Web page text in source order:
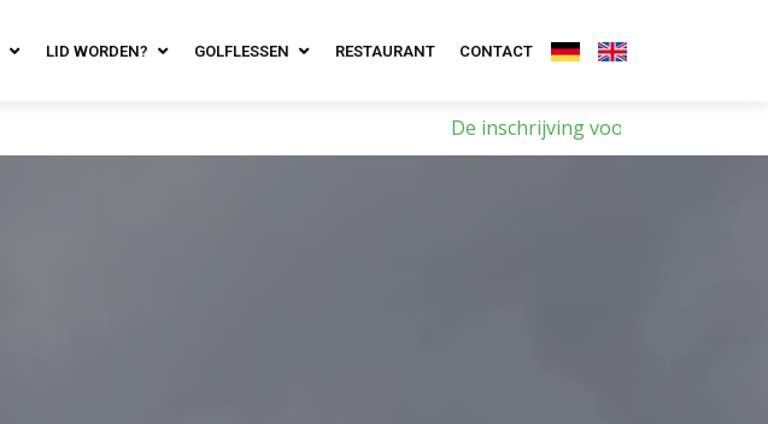
LID WORDEN? GOLFLESSEN RESTAURANT CONTACT
De inschrijving voor het Exloo Open 2026 is geopend, lees meer …